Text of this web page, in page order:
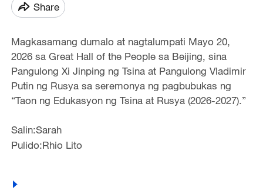
Share
Magkasamang dumalo at nagtalumpati Mayo 20,
2026 sa Great Hall of the People sa Beijing, sina
Pangulong Xi Jinping ng Tsina at Pangulong Vladimir
Putin ng Rusya sa seremonya ng pagbubukas ng
“Taon ng Edukasyon ng Tsina at Rusya (2026-2027).”
Salin:Sarah
Pulido:Rhio Lito